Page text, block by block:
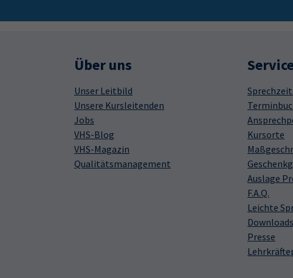
Über uns
Unser Leitbild
Unsere Kursleitenden
Jobs
VHS-Blog
VHS-Magazin
Qualitätsmanagement
Kursorte
Auslage
F.A.Q.
Leichte
Downloads
Presse